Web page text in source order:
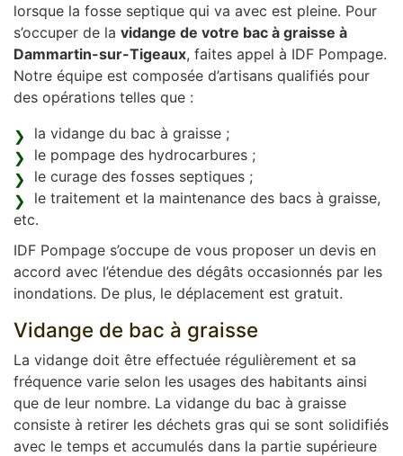
lorsque la fosse septique qui va avec est pleine. Pour
s’occuper de la vidange de votre bac à graisse à
Dammartin-sur-Tigeaux, faites appel à IDF Pompage.
Notre équipe est composée d’artisans qualifiés pour
des opérations telles que :
la vidange du bac à graisse ;
le pompage des hydrocarbures ;
le curage des fosses septiques ;
le traitement et la maintenance des bacs à graisse,
etc.
IDF Pompage s’occupe de vous proposer un devis en
accord avec l’étendue des dégâts occasionnés par les
inondations. De plus, le déplacement est gratuit.
Vidange de bac à graisse
La vidange doit être effectuée régulièrement et sa
fréquence varie selon les usages des habitants ainsi
que de leur nombre. La vidange du bac à graisse
consiste à retirer les déchets gras qui se sont solidifiés
avec le temps et accumulés dans la partie supérieure